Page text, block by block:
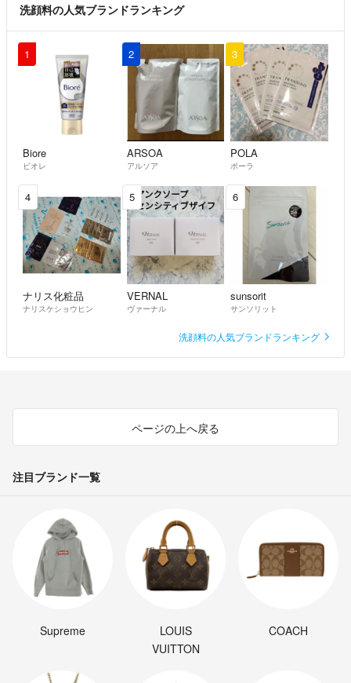
洗顔料の人気ブランドランキング
1
Biore
ビオレ
2
ARSOA
アルソア
3
POLA
ポーラ
4
ナリス化粧品
ナリスケショウヒン
5
VERNAL
ヴァーナル
6
sunsorit
サンソリット
洗顔料の人気ブランドランキング
ページの上へ戻る
注目ブランド一覧
Supreme
LOUIS
VUITTON
COACH